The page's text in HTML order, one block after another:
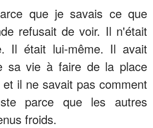
que je savais ce que
refusait de voir. Il n'était
Il était lui-même. Il avait
sa vie à faire de la place
il ne savait pas comment
parce que les autres
froids.